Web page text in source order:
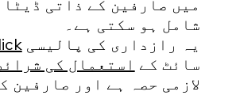
میں صارفین کے ذاتی
شامل ہو سکتی ہے۔
یہ رازداری کی پالیسی
سائٹ کے استعمال کی
لازمی حصہ ہے اور صارفین